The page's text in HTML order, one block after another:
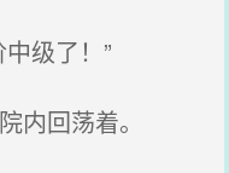
级了！”
回荡着。